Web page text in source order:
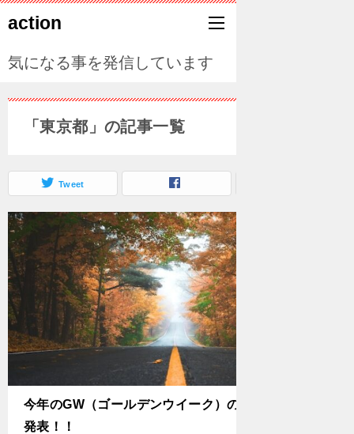
action
気になる事を発信しています
「東京都」の記事一覧
Tweet
今年のGW（ゴールデンウイーク）の人気の旅行先
発表！！